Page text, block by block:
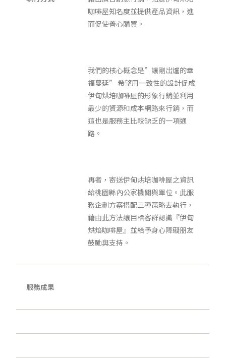
咖啡屋知名度並提供產品資訊，進
而促使善心購買。
我們的核心概念是”讓剛出爐的幸
福蔓延” 希望用一致性的設計促成
伊甸烘培咖啡屋的形象行銷並利用
最少的資源和成本網路來行銷，而
這也是服務主比較缺乏的一項通
路。
再者，寄送伊甸烘培咖啡屋之資訊
給桃園縣內公家機關與單位。此服
務企劃方案搭配三種策略去執行，
藉由此方法讓目標客群認識『伊甸
烘焙咖啡屋』並給予身心障礙朋友
鼓勵與支持。
服務成果